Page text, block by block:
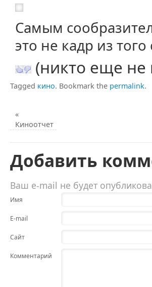
Самым
это не кадр из того
(никто еще не
Tagged кино. Bookmark the permalink.
«
Киноотчет
Добавить
Ваш e-mail не будет
Имя
E-mail
Сайт
Комментарий